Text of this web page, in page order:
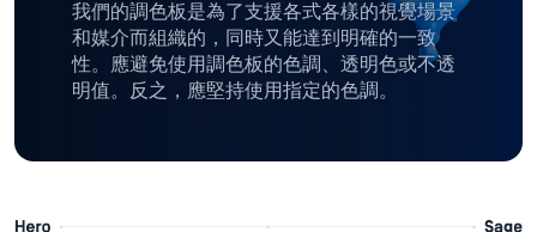
我們的調色板是為了支援各式各樣的視覺場景
和媒介而組織的，同時又能達到明確的一致
性。應避免使用調色板的色調、透明色或不透
明值。反之，應堅持使用指定的色調。